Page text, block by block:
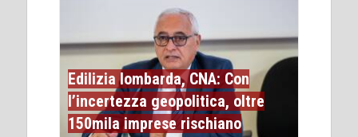
Edilizia lombarda, CNA: Con
l’incertezza geopolitica, oltre
150mila imprese rischiano